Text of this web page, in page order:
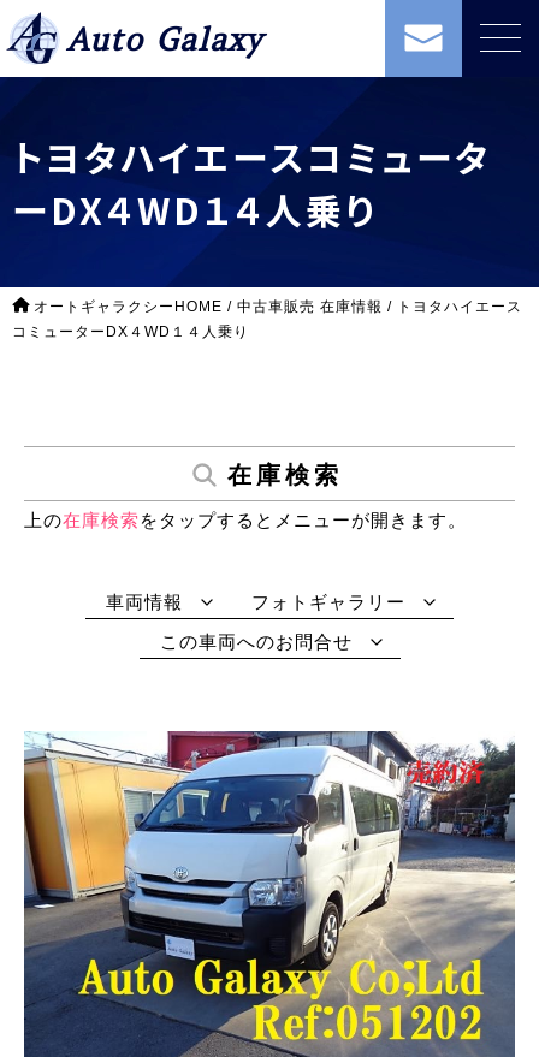
Auto Galaxy
トヨタハイエースコミュータ
ーDX４WD１４人乗り
オートギャラクシーHOME / 中古車販売 在庫情報 / トヨタハイエース
コミューターDX４WD１４人乗り
在庫検索
上の在庫検索をタップするとメニューが開きます。
車両情報
フォトギャラリー
この車両へのお問合せ